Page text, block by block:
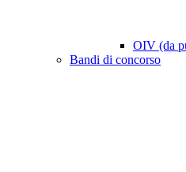
OIV (da
Bandi di concorso